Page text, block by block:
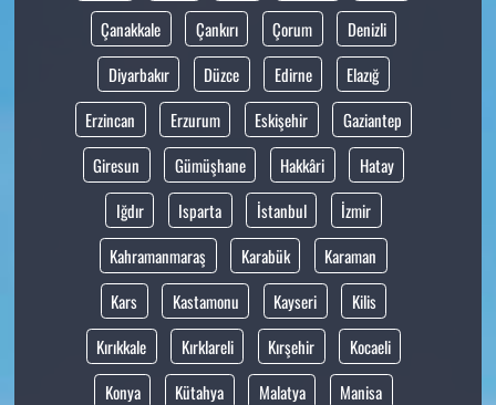
Çanakkale
Çankırı Çorum
Denizli
Diyarbakır
Düzce Edirne
Elazığ
Erzincan
Erzurum Eskişehir
Gaziantep
Giresun
Gümüşhane Hakkâri
Hatay
Iğdır
Isparta İstanbul
İzmir
Kahramanmaraş
Karabük
Karaman
Kars
Kastamonu Kayseri
Kilis
Kırıkkale
Kırklareli Kırşehir
Kocaeli
Konya
Kütahya Malatya
Manisa